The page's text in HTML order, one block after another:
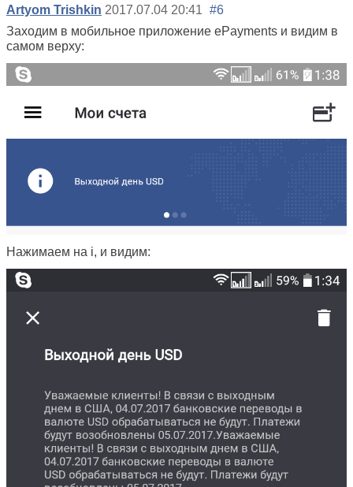
Artyom Trishkin 2017.07.04 20:41 #6
Заходим в мобильное приложение ePayments и видим в
самом верху:
Нажимаем на i, и видим: